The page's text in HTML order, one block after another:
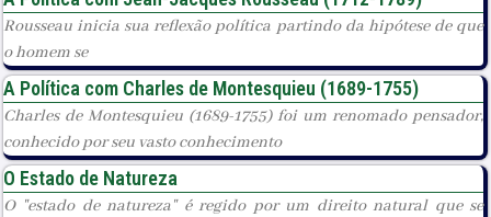
Rousseau inicia sua reflexão política partindo da hipótese de que
o homem se
A Política com Charles de Montesquieu (1689-1755)
Charles de Montesquieu (1689-1755) foi um renomado pensador,
conhecido por seu vasto conhecimento
O Estado de Natureza
O "estado de natureza" é regido por um direito natural que se